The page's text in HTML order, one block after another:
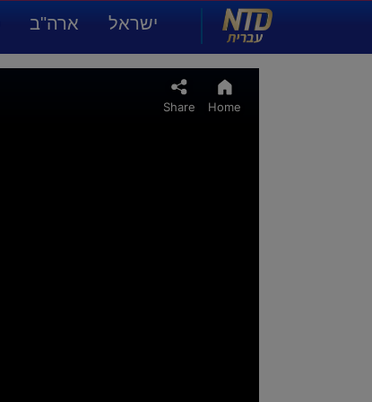
ישראל ארה"ב
NTD עברית